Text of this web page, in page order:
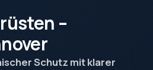
–
Schutz mit klarer